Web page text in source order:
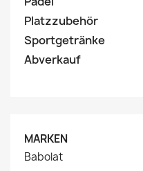
Platzzubehör
Sportgetränke
Abverkauf
MARKEN
Babolat